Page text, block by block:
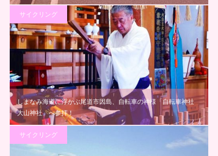
サイクリング
しまなみ海道に浮かぶ尾道市因島、自転車の神様「自転車神社
大山神社」へ参拝！
サイクリング